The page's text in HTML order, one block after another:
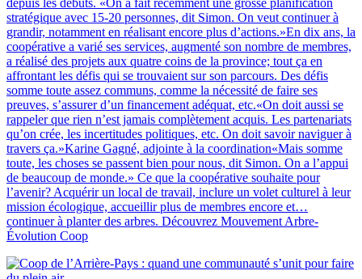
depuis les débuts. «On a fait récemment une grosse planification
stratégique avec 15-20 personnes, dit Simon. On veut continuer à
grandir, notamment en réalisant encore plus d’actions.»En dix ans, la
coopérative a varié ses services, augmenté son nombre de membres,
a réalisé des projets aux quatre coins de la province; tout ça en
affrontant les défis qui se trouvaient sur son parcours. Des défis
somme toute assez communs, comme la nécessité de faire ses
preuves, s’assurer d’un financement adéquat, etc.«On doit aussi se
rappeler que rien n’est jamais complètement acquis. Les partenariats
qu’on crée, les incertitudes politiques, etc. On doit savoir naviguer à
travers ça.»Karine Gagné, adjointe à la coordination«Mais somme
toute, les choses se passent bien pour nous, dit Simon. On a l’appui
de beaucoup de monde.» Ce que la coopérative souhaite pour
l’avenir? Acquérir un local de travail, inclure un volet culturel à leur
mission écologique, accueillir plus de membres encore et…
continuer à planter des arbres. Découvrez Mouvement Arbre-
Évolution Coop